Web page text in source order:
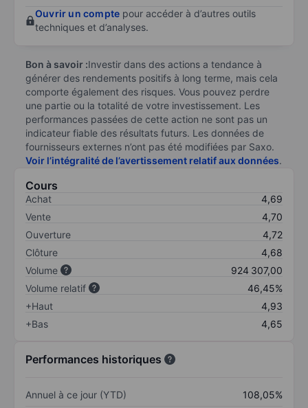
Ouvrir un compte pour accéder à d’autres outils
techniques et d’analyses.
Bon à savoir :Investir dans des actions a tendance à
générer des rendements positifs à long terme, mais cela
comporte également des risques. Vous pouvez perdre
une partie ou la totalité de votre investissement. Les
performances passées de cette action ne sont pas un
indicateur fiable des résultats futurs. Les données de
fournisseurs externes n’ont pas été modifiées par Saxo.
Voir l’intégralité de l’avertissement relatif aux données.
Cours
Achat
4,69
Vente
4,70
Ouverture
4,72
Clôture
4,68
Volume
924 307,00
Volume relatif
46,45%
+Haut
4,93
+Bas
4,65
Performances historiques
Annuel à ce jour (YTD)
108,05%